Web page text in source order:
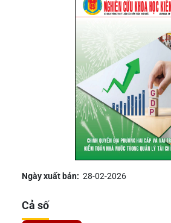
Ngày xuất bản: 28-02-2026
Cả số